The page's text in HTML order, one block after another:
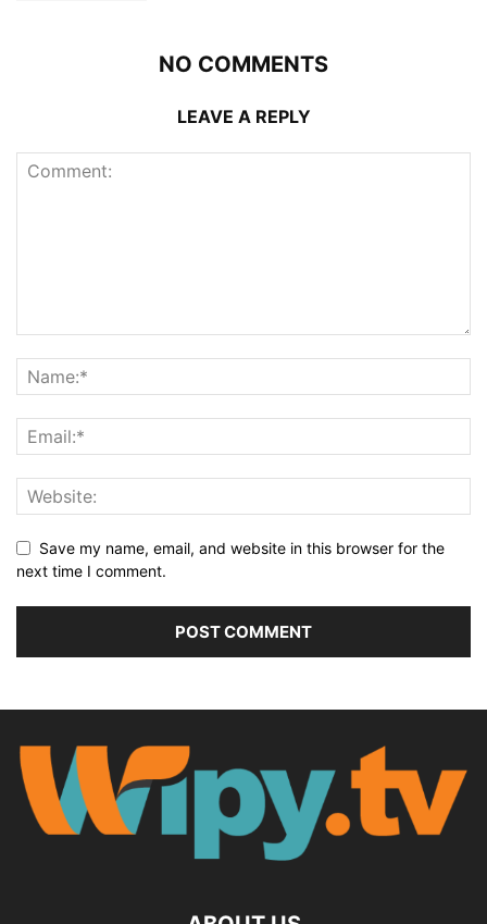
NO COMMENTS
LEAVE A REPLY
Save my name, email, and website in this browser for the
next time I comment.